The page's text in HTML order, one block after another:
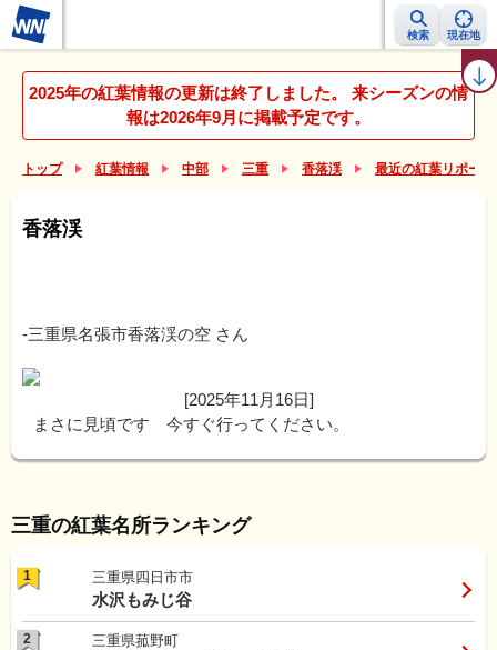
検索 現在地
紅葉レーダー 紅葉ニュース 京都 見頃カレンダー 名所ランキング
2025年の紅葉情報の更新は終了しました。 来シーズンの情
報は2026年9月に掲載予定です。
トップ 紅葉情報 中部 三重 香落渓 最近の紅葉リポー
香落渓
-三重県名張市香落渓の空 さん
[2025年11月16日]
まさに見頃です 今すぐ行ってください。
三重の紅葉名所ランキング
1 三重県四日市市
水沢もみじ谷
2 三重県菰野町